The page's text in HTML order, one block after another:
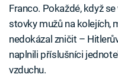
Franco. Pokaždé, když
stovky mužů na kolejích,
nedokázal zničit –
naplnili příslušníci
vzduchu.